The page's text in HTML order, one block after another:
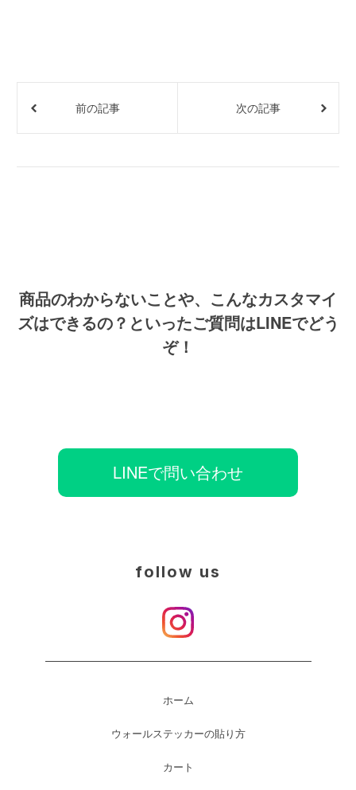
前の記事 次の記事
商品のわからないことや、こんなカスタマイ
ズはできるの？といったご質問はLINEでどう
ぞ！
LINEで問い合わせ
follow us
ホーム
ウォールステッカーの貼り方
カート